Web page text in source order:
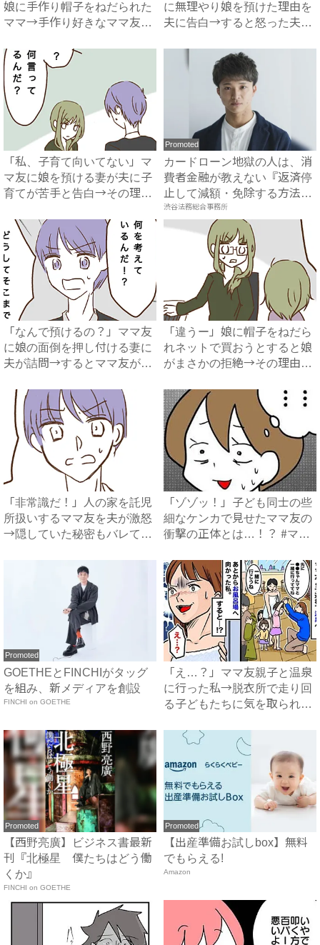
娘に手作り帽子をねだられた
ママ→手作り好きなママ友を
に無理やり娘を預けた理由を
夫に告白→すると怒った夫が
「私、子育て向いてない」マ
マ友に娘を預ける妻が夫に子
育てが苦手と告白→その理由
Promoted
カードローン地獄の人は、消
費者金融が教えない『返済停
止して減額・免除する方法』
で...
渋谷法務総合事務所
「なんで預けるの？」ママ友
に娘の面倒を押し付ける妻に
夫が詰問→するとママ友が衝
「違うー」娘に帽子をねだら
れネットで買おうとすると娘
がまさかの拒絶→その理由を
「非常識だ！」人の家を託児
所扱いするママ友を夫が激怒
→隠していた秘密もバレて最
「ゾゾッ！」子ども同士の些
細なケンカで見せたママ友の
衝撃の正体とは…！？ #マ
Promoted
GOETHEとFINCHIがタッグ
を組み、新メディアを創設
FINCHI on GOETHE
「え…？」ママ友親子と温泉
に行った私→脱衣所で走り回
る子どもたちに気を取られ…
Promoted
【西野亮廣】ビジネス書最新
刊『北極星 僕たちはどう働
くか』
FINCHI on GOETHE
Promoted
【出産準備お試しbox】無料
でもらえる!
Amazon